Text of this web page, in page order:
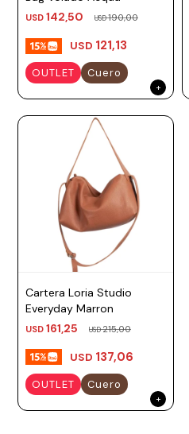
USD 142,50 USD190,00
USD 121,13
OUTLET Cuero
Cartera Loria Studio
Everyday Marron
USD 161,25 USD215,00
USD 137,06
OUTLET Cuero
Prune
Mistral
Camelbak